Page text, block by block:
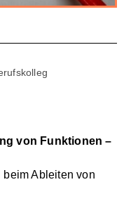
von Funktionen –
Ableiten von